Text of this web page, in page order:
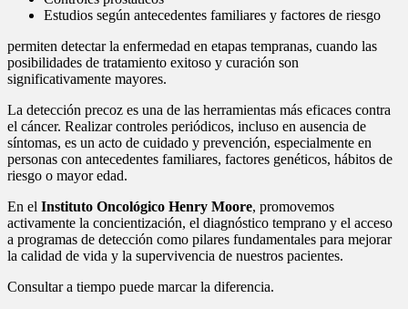
Estudios según antecedentes familiares y factores de riesgo
permiten detectar la enfermedad en etapas tempranas, cuando las
posibilidades de tratamiento exitoso y curación son
significativamente mayores.
La detección precoz es una de las herramientas más eficaces contra
el cáncer. Realizar controles periódicos, incluso en ausencia de
síntomas, es un acto de cuidado y prevención, especialmente en
personas con antecedentes familiares, factores genéticos, hábitos de
riesgo o mayor edad.
En el Instituto Oncológico Henry Moore, promovemos
activamente la concientización, el diagnóstico temprano y el acceso
a programas de detección como pilares fundamentales para mejorar
la calidad de vida y la supervivencia de nuestros pacientes.
Consultar a tiempo puede marcar la diferencia.